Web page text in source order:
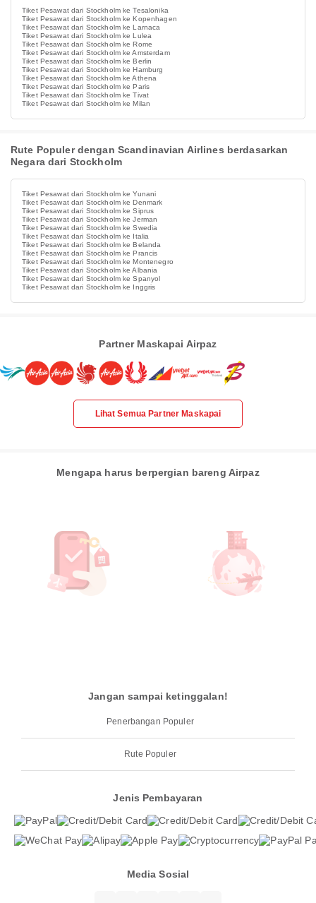
Tiket Pesawat dari Stockholm ke Tesalonika
Tiket Pesawat dari Stockholm ke Kopenhagen
Tiket Pesawat dari Stockholm ke Larnaca
Tiket Pesawat dari Stockholm ke Lulea
Tiket Pesawat dari Stockholm ke Rome
Tiket Pesawat dari Stockholm ke Amsterdam
Tiket Pesawat dari Stockholm ke Berlin
Tiket Pesawat dari Stockholm ke Hamburg
Tiket Pesawat dari Stockholm ke Athena
Tiket Pesawat dari Stockholm ke Paris
Tiket Pesawat dari Stockholm ke Tivat
Tiket Pesawat dari Stockholm ke Milan
Rute Populer dengan Scandinavian Airlines berdasarkan
Negara dari Stockholm
Tiket Pesawat dari Stockholm ke Yunani
Tiket Pesawat dari Stockholm ke Denmark
Tiket Pesawat dari Stockholm ke Siprus
Tiket Pesawat dari Stockholm ke Jerman
Tiket Pesawat dari Stockholm ke Swedia
Tiket Pesawat dari Stockholm ke Italia
Tiket Pesawat dari Stockholm ke Belanda
Tiket Pesawat dari Stockholm ke Prancis
Tiket Pesawat dari Stockholm ke Montenegro
Tiket Pesawat dari Stockholm ke Albania
Tiket Pesawat dari Stockholm ke Spanyol
Tiket Pesawat dari Stockholm ke Inggris
Partner Maskapai Airpaz
Lihat Semua Partner Maskapai
Mengapa harus berpergian bareng Airpaz
Jangan sampai ketinggalan!
Penerbangan Populer
Rute Populer
Jenis Pembayaran
Media Sosial